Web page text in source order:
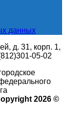
данных
д. 31, корп. 1,
05-02
2026 ©